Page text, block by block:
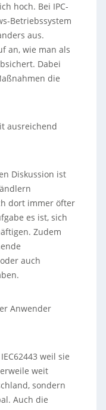
hoch. Bei IPC-
Betriebssystem
aus.
an, wie man als
Dabei
die
ausreichend
Diskussion ist
dort immer öfter
es ist, sich
Zudem
auch
Anwender
weil sie
weit
sondern
Auch die